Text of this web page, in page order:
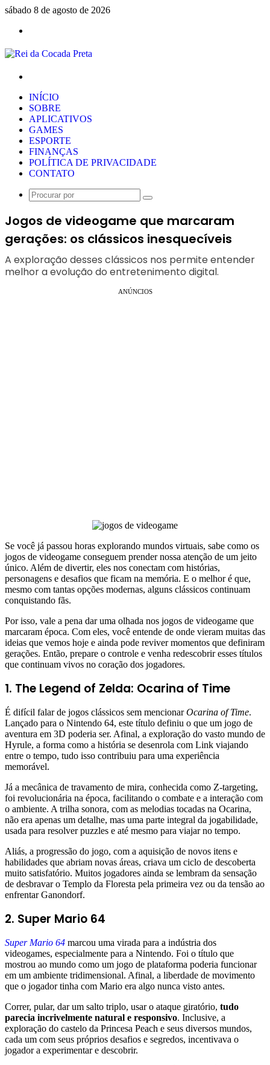
sábado 8 de agosto de 2026
INÍCIO
SOBRE
APLICATIVOS
GAMES
ESPORTE
FINANÇAS
POLÍTICA DE PRIVACIDADE
CONTATO
Procurar
Jogos de videogame que marcaram
gerações: os clássicos inesquecíveis
A exploração desses clássicos nos permite entender
melhor a evolução do entretenimento digital.
ANÚNCIOS
Se você já passou horas explorando mundos virtuais, sabe como os
jogos de videogame conseguem prender nossa atenção de um jeito
único. Além de divertir, eles nos conectam com histórias,
personagens e desafios que ficam na memória. E o melhor é que,
mesmo com tantas opções modernas, alguns clássicos continuam
conquistando fãs.
Por isso, vale a pena dar uma olhada nos jogos de videogame que
marcaram época. Com eles, você entende de onde vieram muitas das
ideias que vemos hoje e ainda pode reviver momentos que definiram
gerações. Então, prepare o controle e venha redescobrir esses títulos
que continuam vivos no coração dos jogadores.
1. The Legend of Zelda: Ocarina of Time
É difícil falar de jogos clássicos sem mencionarOcarina of Time.
Lançado para o Nintendo 64, este título definiu o que um jogo de
aventura em 3D poderia ser. Afinal, a exploração do vasto mundo de
Hyrule, a forma como a história se desenrola com Link viajando
entre o tempo, tudo isso contribuiu para uma experiência
memorável.
Já a mecânica de travamento de mira, conhecida como Z-targeting,
foi revolucionária na época, facilitando o combate e a interação com
o ambiente. A trilha sonora, com as melodias tocadas na Ocarina,
não era apenas um detalhe, mas uma parte integral da jogabilidade,
usada para resolver puzzles e até mesmo para viajar no tempo.
Aliás, a progressão do jogo, com a aquisição de novos itens e
habilidades que abriam novas áreas, criava um ciclo de descoberta
muito satisfatório. Muitos jogadores ainda se lembram da sensação
de desbravar o Templo da Floresta pela primeira vez ou da tensão ao
enfrentar Ganondorf.
2. Super Mario 64
Super Mario 64 marcou uma virada para a indústria dos
videogames, especialmente para a Nintendo. Foi o título que
mostrou ao mundo como um jogo de plataforma poderia funcionar
em um ambiente tridimensional. Afinal, a liberdade de movimento
que o jogador tinha com Mario era algo nunca visto antes.
Correr, pular, dar um salto triplo, usar o ataque giratório, tudo
parecia incrivelmente natural e responsivo. Inclusive, a
exploração do castelo da Princesa Peach e seus diversos mundos,
cada um com seus próprios desafios e segredos, incentivava o
jogador a experimentar e descobrir.